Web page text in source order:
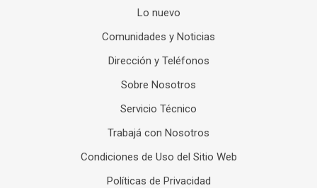
Lo nuevo
Comunidades y Noticias
Dirección y Teléfonos
Sobre Nosotros
Servicio Técnico
Trabajá con Nosotros
Condiciones de Uso del Sitio Web
Políticas de Privacidad